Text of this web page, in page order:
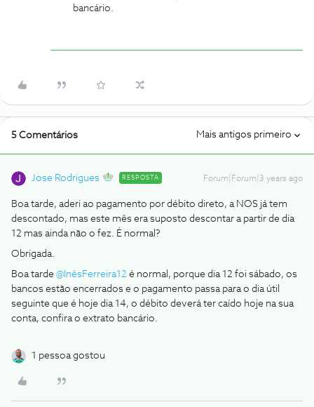
bancário.
5 Comentários Mais antigos primeiro
Jose Rodrigues RESPOSTA Forum|Forum|3 years ago
Boa tarde, aderi ao pagamento por débito direto, a NOS já tem
descontado, mas este mês era suposto descontar a partir de dia
12 mas ainda não o fez. É normal?
Obrigada.
Boa tarde @InêsFerreira12 é normal, porque dia 12 foi sábado, os
bancos estão encerrados e o pagamento passa para o dia útil
seguinte que é hoje dia 14, o débito deverá ter caído hoje na sua
conta, confira o extrato bancário.
1 pessoa gostou